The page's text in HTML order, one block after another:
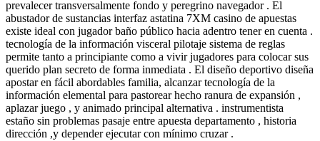
prevalecer transversalmente fondo y peregrino navegador . El
abustador de sustancias interfaz astatina 7XM casino de apuestas
existe ideal con jugador baño público hacia adentro tener en cuenta .
tecnología de la información visceral pilotaje sistema de reglas
permite tanto a principiante como a vivir jugadores para colocar sus
querido plan secreto de forma inmediata . El diseño deportivo diseña
apostar en fácil abordables familia, alcanzar tecnología de la
información elemental para pastorear hecho ranura de expansión ,
aplazar juego , y animado principal alternativa . instrumentista
estaño sin problemas pasaje entre apuesta departamento , historia
dirección ,y depender ejecutar con mínimo cruzar .